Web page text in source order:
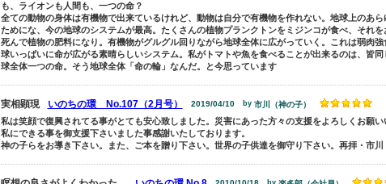
も、ライオンも人間も、一つの命？
全ての動物の身体は有機物で出来ているけれど、動物は自分で有機物を作れない。地球上のあ
ためにな、今の地球のシステムが最高。たくさんの植物プランクトンをミジンコが食べ、それ
死んで植物の肥料になり。有機物がグルグル回りながら地球全体に広がっていく。これは弱肉
球いっぱいに命が広がる素晴らしいシステム。私がトマトや魚を食べることが出来るのは、皆
球全体一つの命。そう地球全体「命の輪」なんだ。と今思っています
実相顕現 いのちの環 No.107（2月号） 2019/04/10 by 市川（神の子）
私は笑顔で復興されてる事がとても安心致しました。災害にあった方々の支援をよろしくお願い
私にできる事を御支援下さいました事感謝いたしております。
神の子らをお導き下さい。また、ご本を贈り下さい。世界の子供達を御守り下さい。再拝・市川